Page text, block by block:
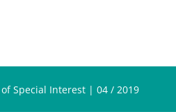
Special Interest | 04 / 2019